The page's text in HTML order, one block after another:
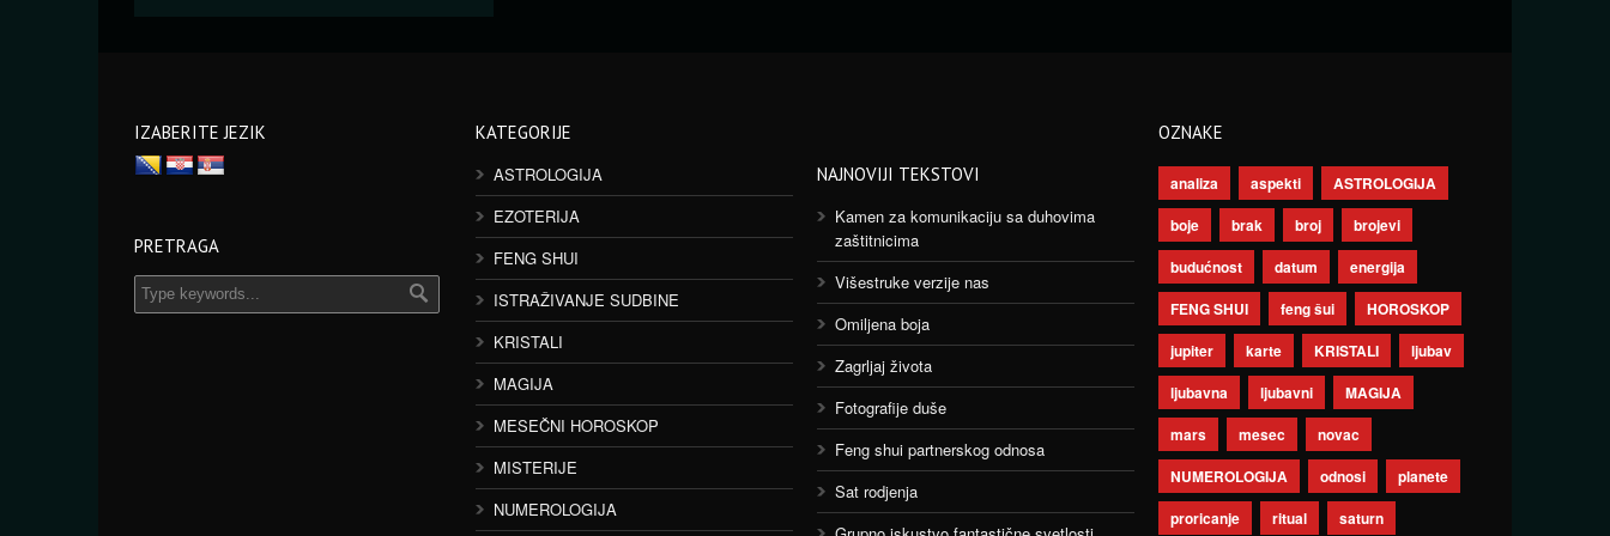
IZABERITE JEZIK
PRETRAGA
KATEGORIJE
ASTROLOGIJA
EZOTERIJA
FENG SHUI
ISTRAŽIVANJE SUDBINE
KRISTALI
MAGIJA
MESEČNI HOROSKOP
MISTERIJE
NUMEROLOGIJA
NAJNOVIJI TEKSTOVI
Kamen za komunikaciju sa duhovima
zaštitnicima
Višestruke verzije nas
Omiljena boja
Zagrljaj života
Fotografije duše
Feng shui partnerskog odnosa
Sat rodjenja
OZNAKE
analiza aspekti
ASTROLOGIJA
boje
brak broj
brojevi
budućnost
datum
energija
FENG SHUI
feng šui
HOROSKOP
jupiter
karte KRISTALI
ljubav
ljubavna
ljubavni
MAGIJA
mars
mesec
novac
NUMEROLOGIJA
odnosi
planete
proricanje
ritual saturn